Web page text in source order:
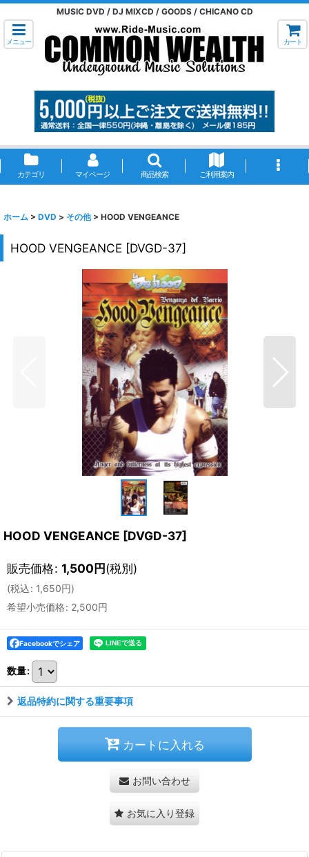
MUSIC DVD / DJ MIXCD / GOODS / CHICANO CD
メニュー カート
カテゴリ マイページ 商品検索 ご利用案内
ホーム > DVD > その他 > HOOD VENGEANCE
HOOD VENGEANCE [DVGD-37]
HOOD VENGEANCE [DVGD-37]
販売価格: 1,500円(税別)
(税込: 1,650円)
希望小売価格: 2,500円
Facebookでシェア
数量:
返品特約に関する重要事項
カートに入れる
お問い合わせ
お気に入り登録